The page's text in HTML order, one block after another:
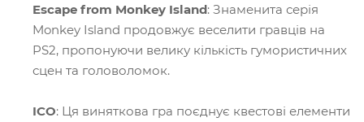
Escape from Monkey Island: Знаменита серія
Monkey Island продовжує веселити гравців на
PS2, пропонуючи велику кількість гумористичних
сцен та головоломок.
ICO: Ця виняткова гра поєднує квестові елементи